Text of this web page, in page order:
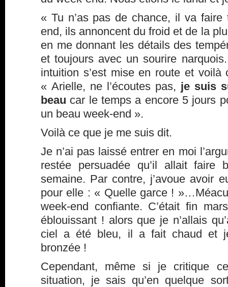
« Tu n’as pas de chance, il va
end, ils annoncent du froid et de la
en me donnant les détails des
et toujours avec un sourire
intuition s’est mise en route et
« Arielle, ne l’écoutes pas, je suis
beau car le temps a encore 5 jours
un beau week-end ».
Voilà ce que je me suis dit.
Je n’ai pas laissé entrer en moi
restée persuadée qu’il allait faire
semaine. Par contre, j’avoue avoir
pour elle : « Quelle garce !
week-end confiante. C’était fin
éblouissant ! alors que je n’allais
ciel a été bleu, il a fait chaud et
bronzée !
Cependant, même si je critique
situation, je sais qu’en quelque